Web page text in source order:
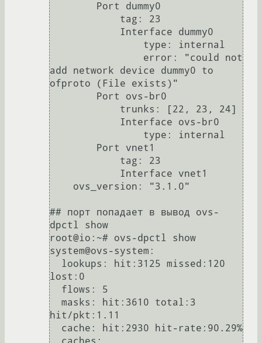
add network device dummy0 to
ofproto (File exists)"
## порт попадает в вывод ovs-
dpctl show
root@io:~# ovs-dpctl show
system@ovs-system:
lost:0
hit/pkt:1.11